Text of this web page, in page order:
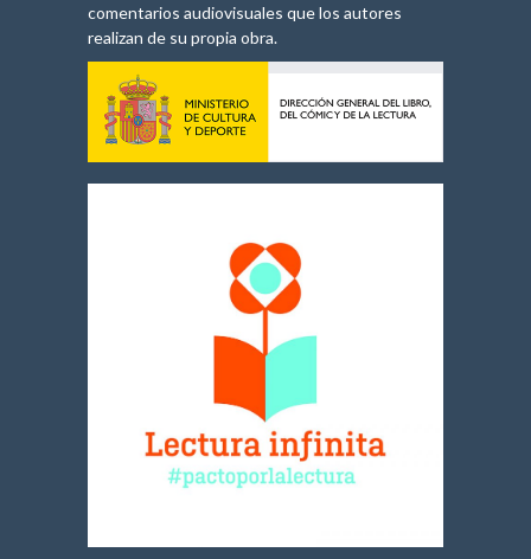
comentarios audiovisuales que los autores
realizan de su propia obra.